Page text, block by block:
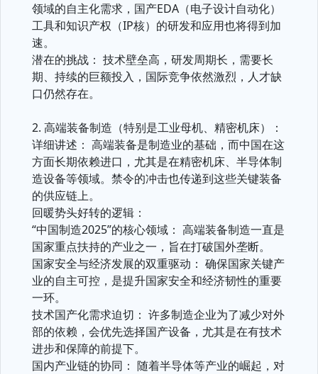
领域的自主化需求，国产EDA（电子设计自动化）
工具和知识产权（IP核）的研发和应用也将得到加
速。
潜在的挑战： 技术壁垒高，研发周期长，需要长
期、持续的巨额投入，国际竞争依然激烈，人才缺
口仍然存在。
2. 高端装备制造（特别是工业母机、精密机床）：
详细讲述： 高端装备是制造业的基础，而中国在这
方面长期依赖进口，尤其是在精密机床、半导体制
造设备等领域。禁令的冲击也传递到这些关键装备
的供应链上。
回暖势头好转的逻辑：
“中国制造2025”的核心领域： 高端装备制造一直是
国家重点扶持的产业之一，旨在打破国外垄断。
国家安全与经济发展的双重驱动： 确保国家关键产
业的自主可控，是提升国家安全和经济韧性的重要
一环。
技术国产化需求迫切： 许多制造企业为了减少对外
部的依赖，会优先选择国产设备，尤其是在有技术
进步和保障的前提下。
国内产业链的协同： 随着半导体等产业的崛起，对